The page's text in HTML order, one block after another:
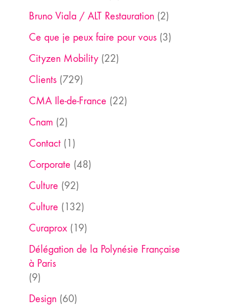
Bruno Viala / ALT Restauration(2)
Ce que je peux faire pour vous(3)
Cityzen Mobility(22)
Clients(729)
CMA Ile-de-France (22)
Cnam (2)
Contact(1)
Corporate (48)
Culture (92)
Culture (132)
Curaprox(19)
Délégation de la Polynésie Française
à Paris
(9)
Design(60)